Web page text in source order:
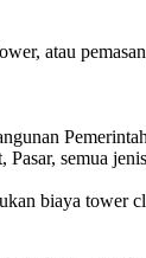
atau
semua
biaya tower